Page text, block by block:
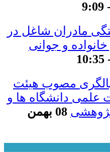
مادران شاغل در
و جوانی
مصوب هیئت
دانشگاه ها و
08 بهمن